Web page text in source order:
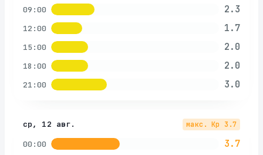
09:00 2.3
12:00 1.7
15:00 2.0
18:00 2.0
21:00 3.0
ср, 12 авг. макс. Kp 3.7
00:00 3.7